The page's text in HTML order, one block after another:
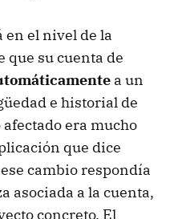
en el nivel de la
que su cuenta de
a un
e historial de
era mucho
que dice
cambio respondía
asociada a la cuenta,
concreto. El